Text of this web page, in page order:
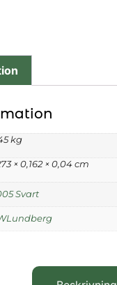
kg
× 0,162 × 0,04 cm
Svart